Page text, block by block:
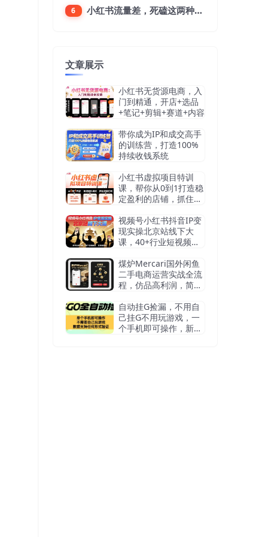
6 小红书流量差，死磕这两种笔记就好
文章展示
小红书无货源电商，入
门到精通，开店+选品
+笔记+剪辑+赛道+内容
带你成为IP和成交高手
的训练营，打造100%
持续收钱系统
小红书虚拟项目特训
课，帮你从0到1打造稳
定盈利的店铺，抓住流
视频号小红书抖音IP变
现实操北京站线下大
课，40+行业短视频高
现实操技术
煤炉Mercari国外闲鱼
二手电商运营实战全流
程，仿品高利润，简单
自动挂G捡漏，不用自
己挂G不用玩游戏，一
个手机即可操作，新手